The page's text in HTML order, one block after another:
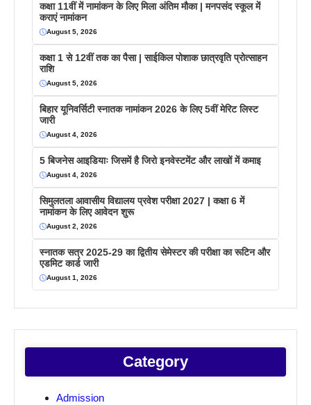
कक्षा 11वीं में नामांकन के लिए मिला अंतिम मौका | मनपसंद स्कूल में
कराएं नामांकन
August 5, 2026
कक्षा 1 से 12वीं तक का पैसा | साईकिल पोशाक छात्रवृति प्रोत्साहन
राशि
August 5, 2026
बिहार यूनिवर्सिटी स्नातक नामांकन 2026 के लिए 5वीं मेरिट लिस्ट
जारी
August 4, 2026
5 बिजनेस आइडियाः जिसमें है जिरो इनवेस्टमेंट और लाखों में कमाइ
August 4, 2026
सिमुलतला आवासीय विद्यालय प्रवेश परीक्षा 2027 | कक्षा 6 में
नामांकन के लिए आवेदन शुरू
August 2, 2026
स्नातक सत्र 2025-29 का द्वितीय सेमेस्टर की परीक्षा का रूटिन और
एडमिट कार्ड जारी
August 1, 2026
Category
Admission